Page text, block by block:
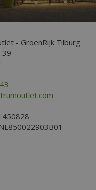
- GroenRijk Tilburg
39